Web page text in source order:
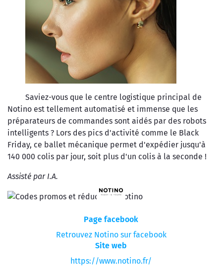
Saviez-vous que le centre logistique principal de
Notino est tellement automatisé et immense que les
préparateurs de commandes sont aidés par des robots
intelligents ? Lors des pics d'activité comme le Black
Friday, ce ballet mécanique permet d'expédier jusqu'à
140 000 colis par jour, soit plus d'un colis à la seconde !
Assisté par I.A.
Page facebook
Retrouvez Notino sur facebook
Site web
https://www.notino.fr/